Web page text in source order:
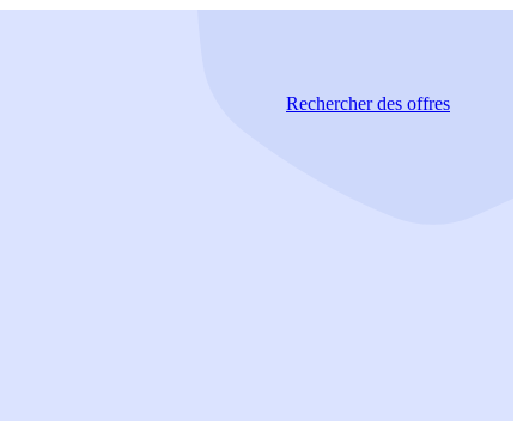
Rechercherdes offres